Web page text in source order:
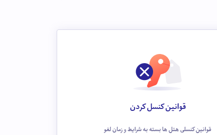
قوانین کنسل کردن
قوانین کنسلی هتل ها بسته به شرایط و زمان لغو